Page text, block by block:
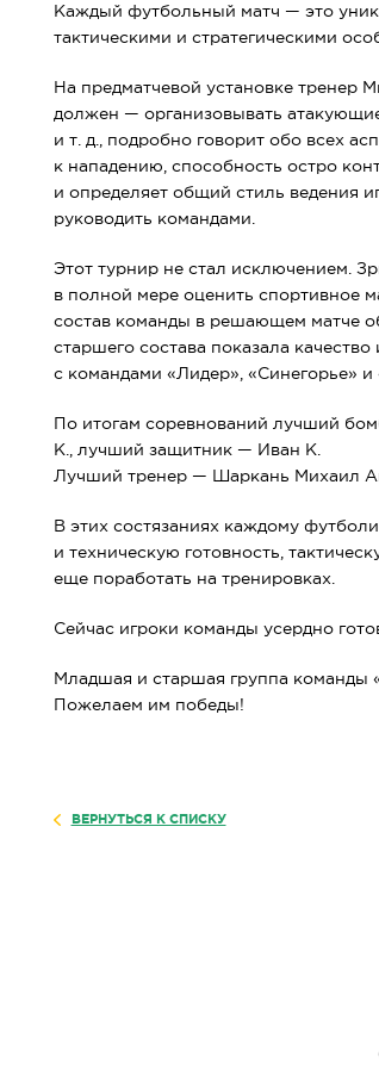
Каждый футбольный матч — это
тактическими и стратегическими
На предматчевой установке тренер
должен — организовывать
и т. д.
, подробно говорит обо всех
к нападению, способность остро
и определяет общий стиль ведения
руководить командами.
Этот турнир не стал исключением.
в полной мере оценить спортивное
состав команды в решающем матче
старшего состава показала
с командами «Лидер», «Синегорье» и
По итогам соревнований лучший
К., лучший защитник — Иван К.
Лучший тренер — Шаркань Михаил
В этих состязаниях каждому
и техническую готовность,
еще поработать на тренировках.
Сейчас игроки команды усердно
Младшая и старшая группа команды
Пожелаем им победы!
ВЕРНУТЬСЯ К СПИСКУ